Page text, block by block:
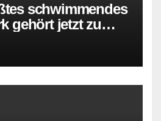
schwimmendes
gehört jetzt zu